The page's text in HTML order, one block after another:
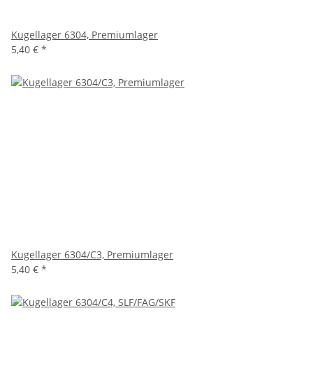
Kugellager 6304, Premiumlager
5,40 € *
Kugellager 6304/C3, Premiumlager
5,40 € *